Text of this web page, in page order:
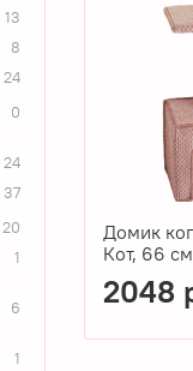
Домик
Кот, 66 см
2048
13
8
24
0
24
37
20
1
6
1